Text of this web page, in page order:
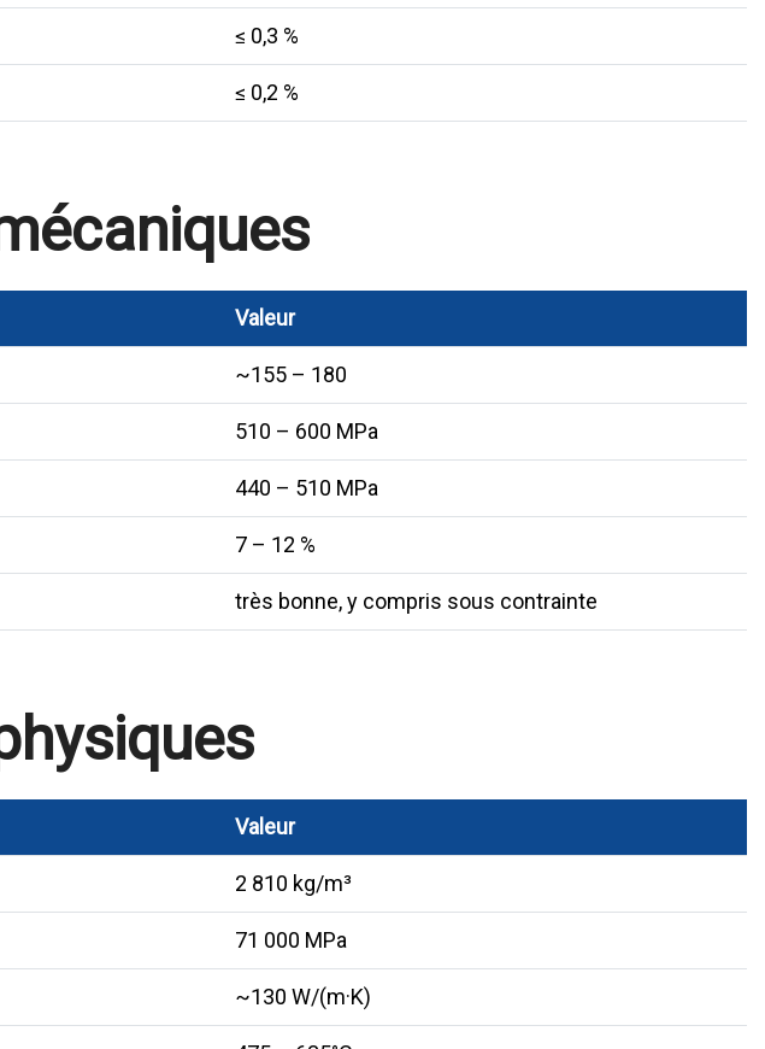
≤ 0,3 %
≤ 0,2 %
Valeur
~155 – 180
510 – 600 MPa
440 – 510 MPa
7 – 12 %
très bonne, y compris sous contrainte
Valeur
2 810 kg/m³
71 000 MPa
~130 W/(m·K)